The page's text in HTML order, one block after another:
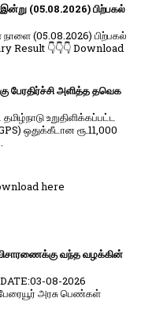
(05.08.2026) பிற்பகல்
நாளை (05.08.2026) பிற்பகல்
Result 👇👇👇 Download
பேரதிர்ச்சி அளித்த தவெக
உறுதிளிக்கப்பட்ட
ஒதுக்கீடான ரூ.11,000
here
விசாரணைக்கு வந்த வழக்கின்
08-2026
அரசு பெண்கள்